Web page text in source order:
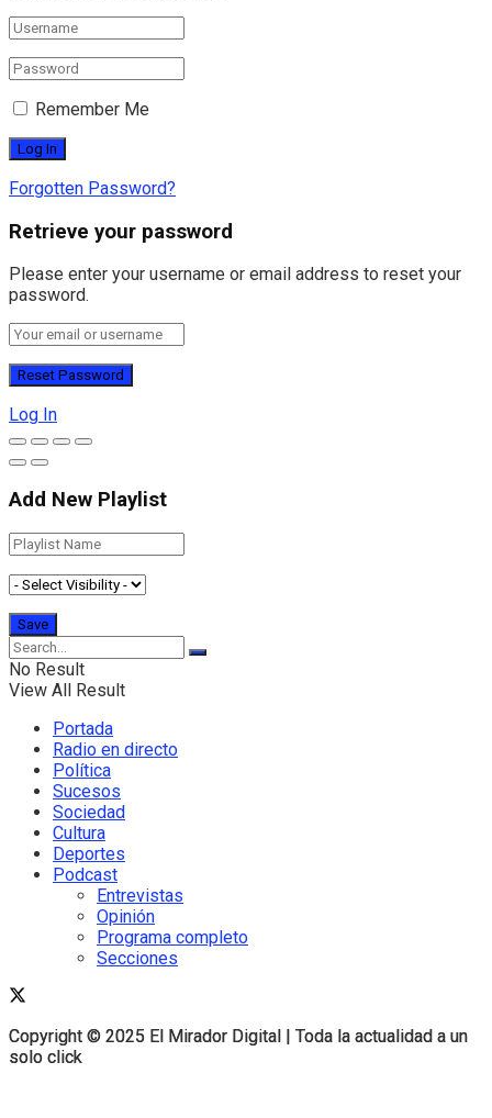
Copyright © 2025 El Mirador Digital | Toda la actualidad a un
solo click
Remember Me
Forgotten Password?
Retrieve your password
Please enter your username or email address to reset your
password.
Log In
Add New Playlist
No Result
View All Result
Portada
Radio en directo
Política
Sucesos
Sociedad
Cultura
Deportes
Podcast
Entrevistas
Opinión
Programa completo
Secciones
Copyright © 2025 El Mirador Digital | Toda la actualidad a un
solo click